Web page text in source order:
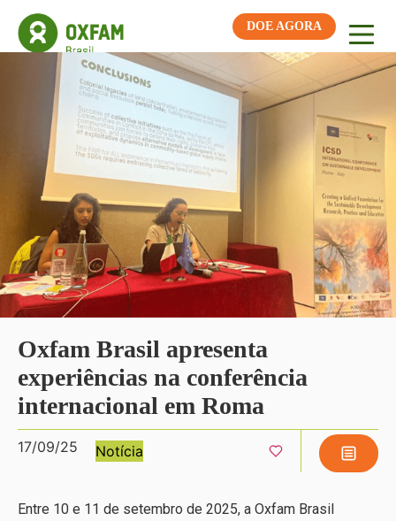
DOE AGORA
Oxfam Brasil apresenta
experiências na conferência
internacional em Roma
17/09/25 Notícia
Entre 10 e 11 de setembro de 2025, a Oxfam Brasil